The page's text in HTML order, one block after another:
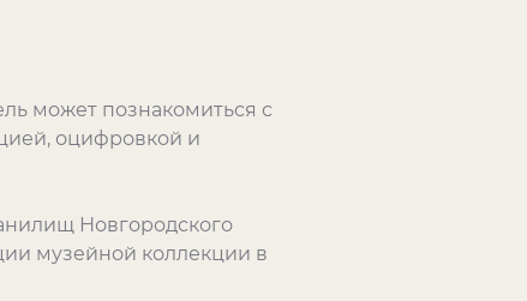
может познакомиться с
оцифровкой и
Новгородского
музейной коллекции в